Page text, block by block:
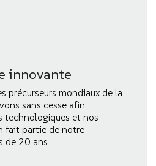
innovante
précurseurs mondiaux de la
sans cesse afin
technologiques et nos
fait partie de notre
de 20 ans.